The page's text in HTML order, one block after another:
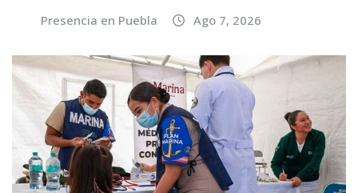
Presencia en Puebla Ago 7, 2026